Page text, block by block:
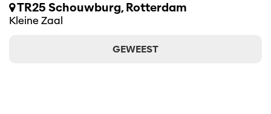
TR25 Schouwburg, Rotterdam
Kleine Zaal
GEWEEST